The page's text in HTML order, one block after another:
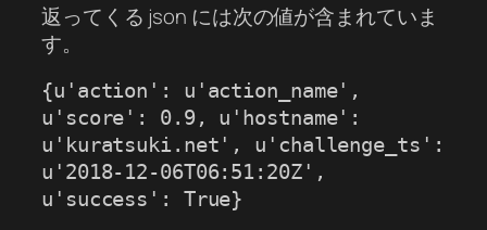
返ってくる json には次の値が含まれていま
す。
{u'action': u'action_name',
u'score': 0.9, u'hostname':
u'kuratsuki.net', u'challenge_ts':
u'2018-12-06T06:51:20Z',
u'success': True}